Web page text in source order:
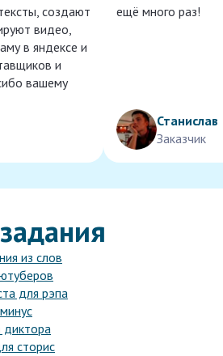
создают
видео,
в яндексе и
и
вашему
ещё много раз!
Станислав
Заказчик
из слов
для рэпа
диктора
сторис